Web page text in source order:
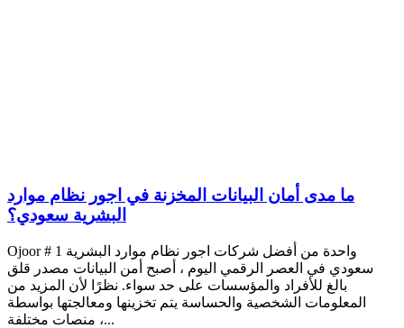
ما مدى أمان البيانات المخزنة في اجور نظام موارد
البشرية سعودي؟
Ojoor # 1 واحدة من أفضل شركات اجور نظام موارد البشرية
سعودي في العصر الرقمي اليوم ، أصبح أمن البيانات مصدر قلق
بالغ للأفراد والمؤسسات على حد سواء. نظرًا لأن المزيد من
المعلومات الشخصية والحساسة يتم تخزينها ومعالجتها بواسطة
منصات مختلفة ،...